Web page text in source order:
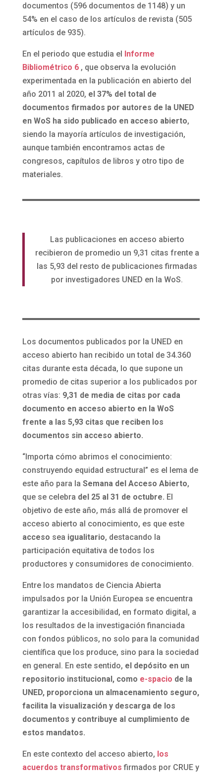
documentos (596 documentos de 1148) y un
54% en el caso de los artículos de revista (505
artículos de 935).
En el periodo que estudia el Informe
Bibliométrico 6 , que observa la evolución
experimentada en la publicación en abierto del
año 2011 al 2020, el 37% del total de
documentos firmados por autores de la UNED
en WoS ha sido publicado en acceso abierto,
siendo la mayoría artículos de investigación,
aunque también encontramos actas de
congresos, capítulos de libros y otro tipo de
materiales.
Las publicaciones en acceso abierto
recibieron de promedio un 9,31 citas frente a
las 5,93 del resto de publicaciones firmadas
por investigadores UNED en la WoS.
Los documentos publicados por la UNED en
acceso abierto han recibido un total de 34.360
citas durante esta década, lo que supone un
promedio de citas superior a los publicados por
otras vías: 9,31 de media de citas por cada
documento en acceso abierto en la WoS
frente a las 5,93 citas que reciben los
documentos sin acceso abierto.
“Importa cómo abrimos el conocimiento:
construyendo equidad estructural” es el lema de
este año para la Semana del Acceso Abierto,
que se celebra del 25 al 31 de octubre. El
objetivo de este año, más allá de promover el
acceso abierto al conocimiento, es que este
acceso sea igualitario, destacando la
participación equitativa de todos los
productores y consumidores de conocimiento.
Entre los mandatos de Ciencia Abierta
impulsados por la Unión Europea se encuentra
garantizar la accesibilidad, en formato digital, a
los resultados de la investigación financiada
con fondos públicos, no solo para la comunidad
científica que los produce, sino para la sociedad
en general. En este sentido, el depósito en un
repositorio institucional, como e-spacio de la
UNED, proporciona un almacenamiento seguro,
facilita la visualización y descarga de los
documentos y contribuye al cumplimiento de
estos mandatos.
En este contexto del acceso abierto, los
acuerdos transformativos firmados por CRUE y